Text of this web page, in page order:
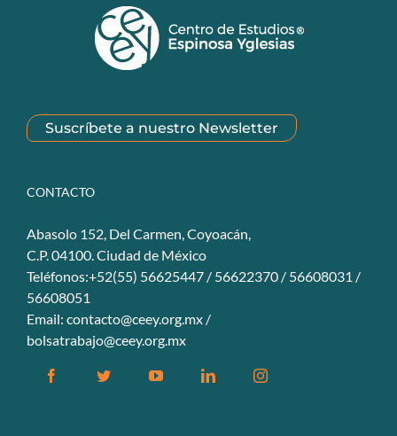
Suscríbete a nuestro Newsletter
CONTACTO
Abasolo 152, Del Carmen, Coyoacán,
C.P. 04100. Ciudad de México
Teléfonos:+52(55) 56625447 / 56622370 / 56608031 /
56608051
Email: contacto@ceey.org.mx /
bolsatrabajo@ceey.org.mx
FacebookTwitter YouTubeLinkedinInstagram